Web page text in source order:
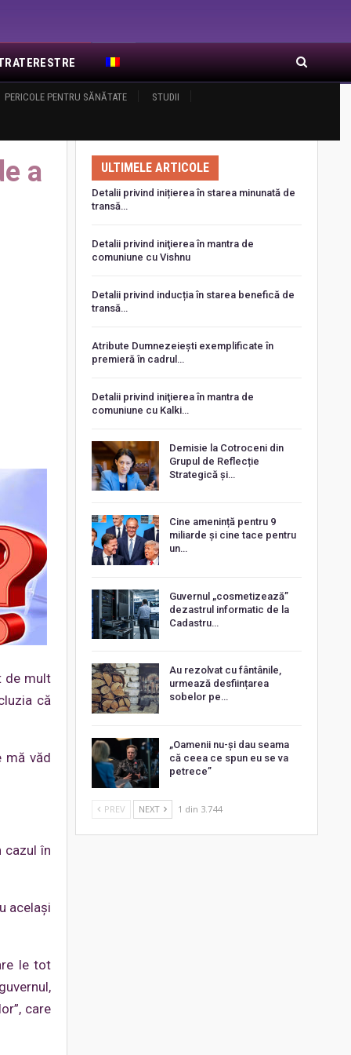
DE RĂSĂRIT ARTICOLE RECENTE
PERICOLE PENTRU SĂNĂTATE STUDII
a
de mult
că
mă văd
cazul în
același
le tot
care
ULTIMELE ARTICOLE
Detalii privind inițierea în starea minunată de
transă…
Detalii privind iniţierea în mantra de
comuniune cu Vishnu
Detalii privind inducția în starea benefică de
transă…
Atribute Dumnezeiești exemplificate în
premieră în cadrul…
Detalii privind iniţierea în mantra de
comuniune cu Kalki…
Demisie la Cotroceni din
Grupul de Reflecție
Strategică și…
Cine amenință pentru 9
miliarde și cine tace pentru
un…
Guvernul „cosmetizează”
dezastrul informatic de la
Cadastru…
Au rezolvat cu fântânile,
urmează desființarea
sobelor pe…
„Oamenii nu-și dau seama
că ceea ce spun eu se va
petrece”
PREV NEXT 1 din 3.744